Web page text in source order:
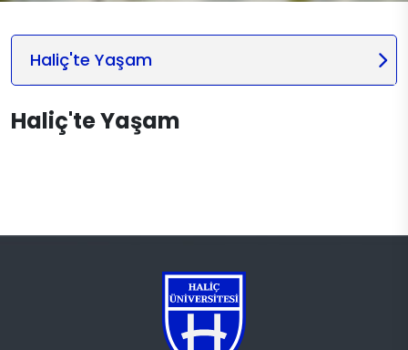
Haliç'te Yaşam
Haliç'te Yaşam